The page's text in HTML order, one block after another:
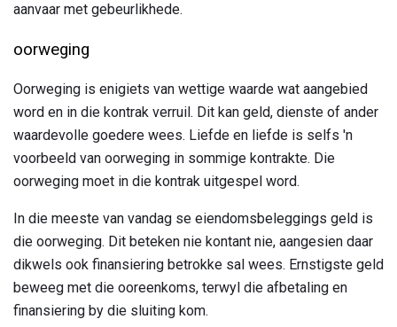
aanvaar met gebeurlikhede.
oorweging
Oorweging is enigiets van wettige waarde wat aangebied
word en in die kontrak verruil. Dit kan geld, dienste of ander
waardevolle goedere wees. Liefde en liefde is selfs 'n
voorbeeld van oorweging in sommige kontrakte. Die
oorweging moet in die kontrak uitgespel word.
In die meeste van vandag se eiendomsbeleggings geld is
die oorweging. Dit beteken nie kontant nie, aangesien daar
dikwels ook finansiering betrokke sal wees. Ernstigste geld
beweeg met die ooreenkoms, terwyl die afbetaling en
finansiering by die sluiting kom.